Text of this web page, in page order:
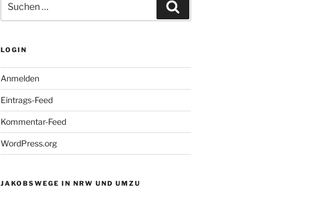
nach:
LOGIN
Anmelden
Eintrags-Feed
Kommentar-Feed
WordPress.org
JAKOBSWEGE IN NRW UND UMZU